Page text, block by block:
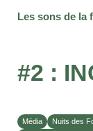
Les sons de la
#2 :
Média
Nuits des